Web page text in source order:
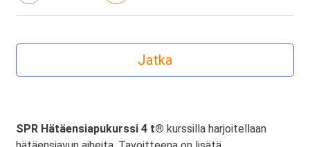
SPR Hätäensiapukurssi 4 t® kurssilla harjoitellaan